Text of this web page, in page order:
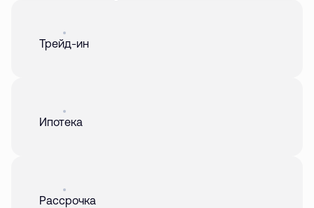
Трейд-ин
Ипотека
Рассрочка